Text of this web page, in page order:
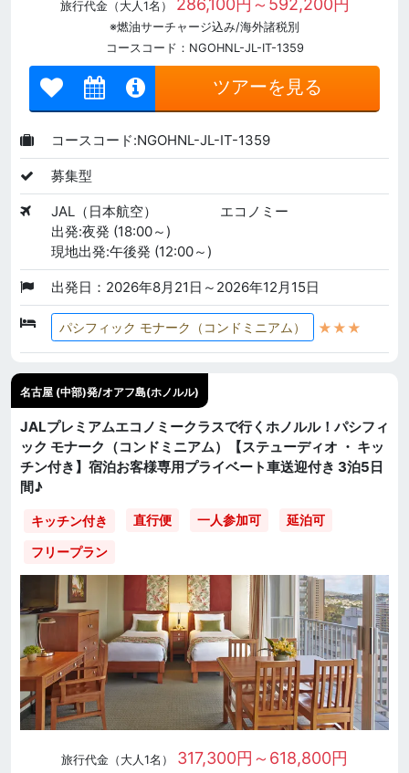
旅行代金（大人1名） 286,100円～592,200円
※燃油サーチャージ込み/海外諸税別
コースコード：NGOHNL-JL-IT-1359
ツアーを見る
コースコード:NGOHNL-JL-IT-1359
募集型
JAL（日本航空）
エコノミー
出発:夜発 (18:00～)
現地出発:午後発 (12:00～)
出発日：2026年8月21日～2026年12月15日
パシフィック モナーク（コンドミニアム） ★★★
名古屋 (中部)発/オアフ島(ホノルル)
JALプレミアムエコノミークラスで行くホノルル！パシフィ
ック モナーク（コンドミニアム）【ステューディオ ・ キッ
チン付き】宿泊お客様専用プライベート車送迎付き 3泊5日
間♪
キッチン付き 直行便 一人参加可 延泊可
フリープラン
旅行代金（大人1名） 317,300円～618,800円